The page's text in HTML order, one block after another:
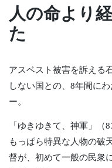
人の命より
た
アスベスト被害を訴える
しない国との、8年間に
ー。
「ゆきゆきて、神軍」（
もっぱら特異な人物の破
督が、初めて一般の民衆